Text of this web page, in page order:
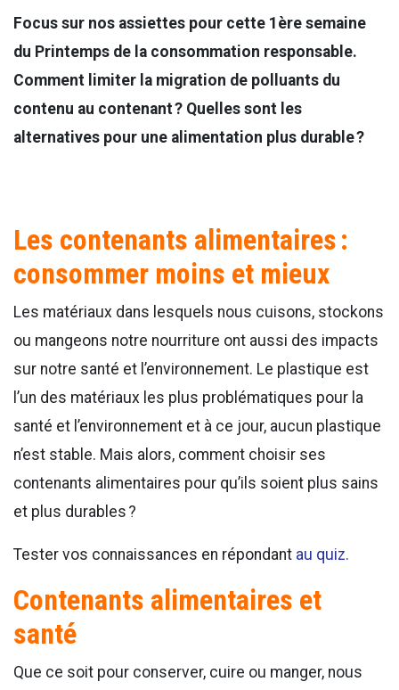
Focus sur nos assiettes pour cette 1ère semaine
du Printemps de la consommation responsable.
Comment limiter la migration de polluants du
contenu au contenant ? Quelles sont les
alternatives pour une alimentation plus durable ?
Les contenants alimentaires :
consommer moins et mieux
Les matériaux dans lesquels nous cuisons, stockons
ou mangeons notre nourriture ont aussi des impacts
sur notre santé et l’environnement. Le plastique est
l’un des matériaux les plus problématiques pour la
santé et l’environnement et à ce jour, aucun plastique
n’est stable. Mais alors, comment choisir ses
contenants alimentaires pour qu’ils soient plus sains
et plus durables ?
Tester vos connaissances en répondant au quiz.
Contenants alimentaires et
santé
Que ce soit pour conserver, cuire ou manger, nous